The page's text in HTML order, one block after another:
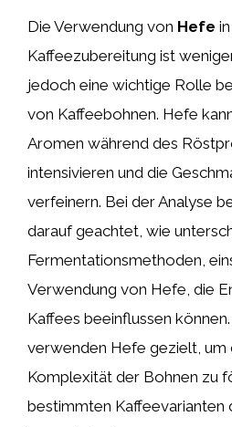
Die Verwendung von Hefe
Kaffeezubereitung ist
jedoch eine wichtige Rolle
von Kaffeebohnen. Hefe
Aromen während des
intensivieren und die
verfeinern. Bei der Analyse
darauf geachtet, wie
Fermentationsmethoden,
Verwendung von Hefe, die
Kaffees beeinflussen
verwenden Hefe gezielt, um
Komplexität der Bohnen zu
bestimmten Kaffeevarianten